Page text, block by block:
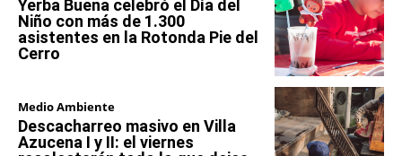
Yerba Buena celebró el Día del
Niño con más de 1.300
asistentes en la Rotonda Pie del
Cerro
Medio Ambiente
Descacharreo masivo en Villa
Azucena I y II: el viernes